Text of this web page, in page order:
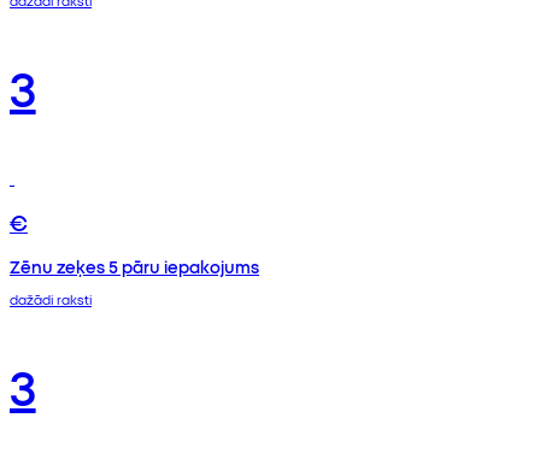
3
€
Zēnu zeķes 5 pāru iepakojums
dažādi raksti
3